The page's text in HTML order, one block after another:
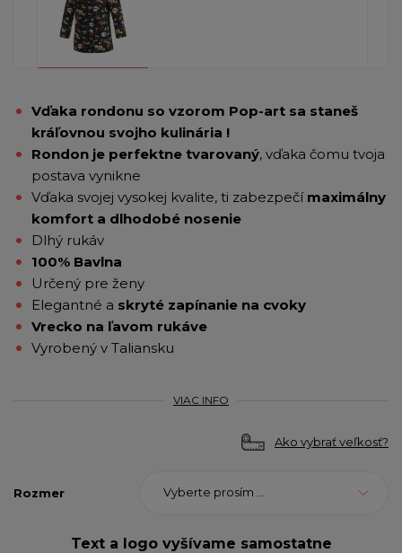
Vďaka rondonu so vzorom Pop-art sa staneš
kráľovnou svojho kulinária !
Rondon je perfektne tvarovaný, vďaka čomu tvoja
postava vynikne
Vďaka svojej vysokej kvalite, ti zabezpečí maximálny
komfort a dlhodobé nosenie
Dlhý rukáv
100% Bavlna
Určený pre ženy
Elegantné a skryté zapínanie na cvoky
Vrecko na ľavom rukáve
Vyrobený v Taliansku
VIAC INFO
Ako vybrať veľkosť?
Rozmer Vyberte prosím ...
Text a logo vyšívame samostatne